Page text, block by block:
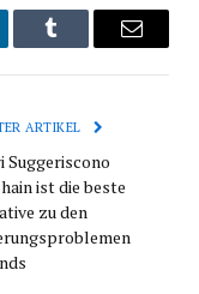
tumblr
E-
ARTIKEL
Suggeriscono
ist die beste
zu den